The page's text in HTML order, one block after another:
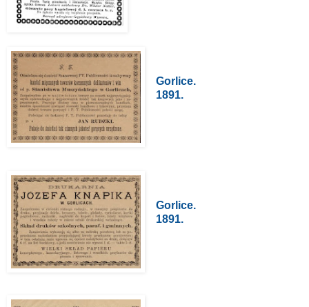
Gorlice.
1891.
Gorlice.
1891.